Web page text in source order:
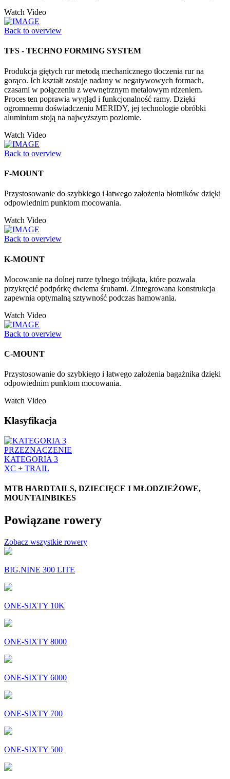
Watch Video
Back to overview
TFS - TECHNO FORMING SYSTEM
Produkcja giętych rur metodą mechanicznego tłoczenia rur na
gorąco. Ich kształt zostaje nadany w negatywowych formach,
czasami w połączeniu z wewnętrznym metalowym rdzeniem.
Proces ten poprawia wygląd i funkcjonalność ramy. Dzięki
ogromnemu doświadczeniu MERIDY, jej technologie obróbki
aluminium stoją na najwyższym poziomie.
Watch Video
Back to overview
F-MOUNT
Przystosowanie do szybkiego i łatwego założenia błotników dzięki
odpowiednim punktom mocowania.
Watch Video
Back to overview
K-MOUNT
Mocowanie na dolnej rurze tylnego trójkąta, które pozwala
przykręcić podpórkę dwiema śrubami. Zintegrowana konstrukcja
zapewnia optymalną sztywność podczas hamowania.
Watch Video
Back to overview
C-MOUNT
Przystosowanie do szybkiego i łatwego założenia bagażnika dzięki
odpowiednim punktom mocowania.
Watch Video
Klasyfikacja
PRZEZNACZENIE
KATEGORIA 3
XC + TRAIL
MTB HARDTAILS, DZIECIĘCE I MŁODZIEŻOWE,
MOUNTAINBIKES
Powiązane rowery
Zobacz wszystkie rowery
BIG.NINE 300 LITE
ONE-SIXTY 10K
ONE-SIXTY 8000
ONE-SIXTY 6000
ONE-SIXTY 700
ONE-SIXTY 500